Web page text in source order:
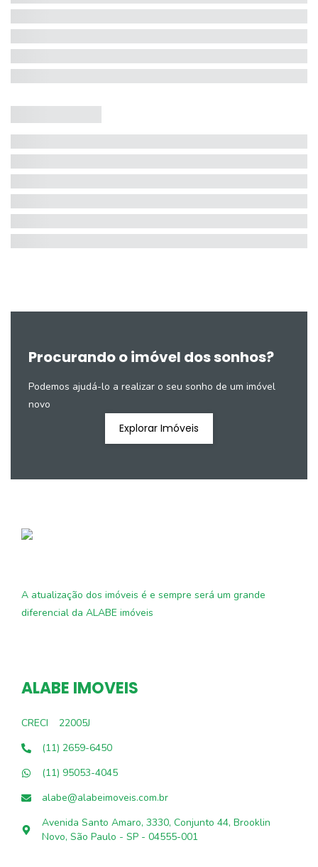
Procurando o imóvel dos sonhos?
Podemos ajudá-lo a realizar o seu sonho de um imóvel
novo
Explorar Imóveis
A atualização dos imóveis é e sempre será um grande
diferencial da ALABE imóveis
ALABE IMOVEIS
CRECI
22005J
(11) 2659-6450
(11) 95053-4045
alabe@alabeimoveis.com.br
Avenida Santo Amaro, 3330, Conjunto 44, Brooklin
Novo, São Paulo - SP - 04555-001